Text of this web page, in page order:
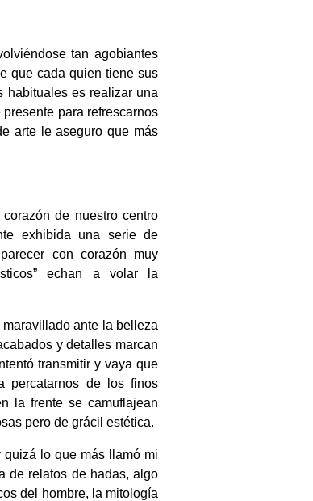
tan agobiantes
que cada quien tiene sus
habituales es realizar una
para refrescarnos
arte le aseguro que más
de nuestro centro
exhibida una serie de
con corazón muy
echan a volar la
ante la belleza
y detalles marcan
transmitir y vaya que
percatarnos de los finos
la frente se camuflajean
pero de grácil estética.
lo que más llamó mi
de relatos de hadas, algo
del hombre, la mitología